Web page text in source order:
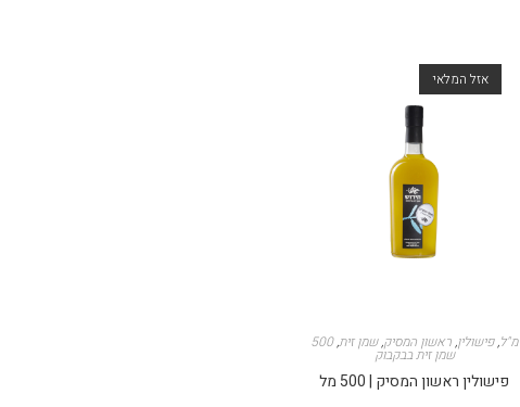
אזל המלאי
500 מ"ל,פישולין, ראשון המסיק,שמן זית,
שמן זית בבקבוק
פישולין ראשון המסיק | 500 מל